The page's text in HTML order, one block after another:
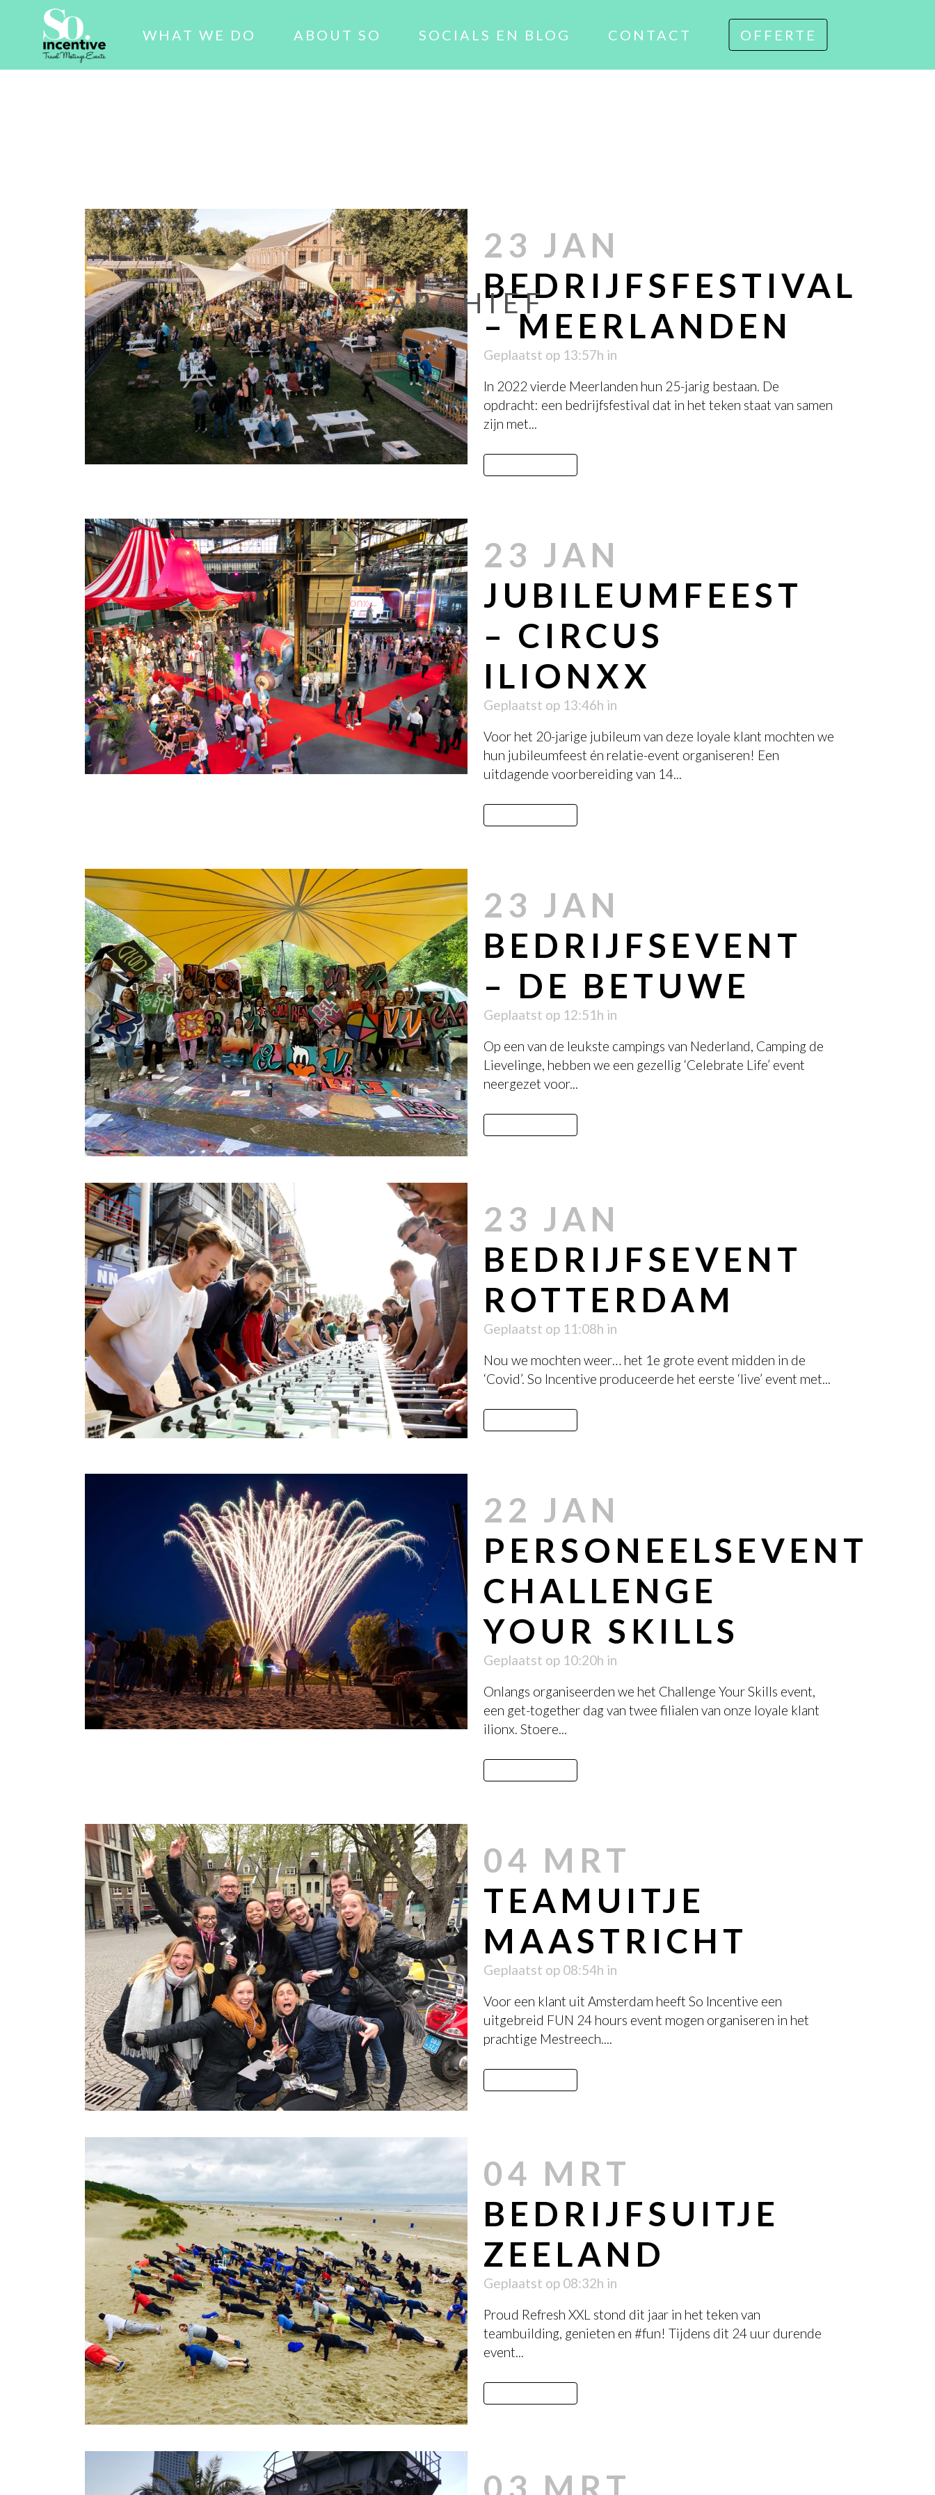
WHAT WE DO ABOUT SO SOCIALS EN BLOG CONTACT OFFERTE
ARCHIEF
23 JAN
BEDRIJFSFESTIVAL
– MEERLANDEN
Geplaatst op 13:57h in
In 2022 vierde Meerlanden hun 25-jarig bestaan. De
opdracht: een bedrijfsfestival dat in het teken staat van samen
zijn met...
23 JAN
JUBILEUMFEEST
– CIRCUS
ILIONXX
Geplaatst op 13:46h in
Voor het 20-jarige jubileum van deze loyale klant mochten we
hun jubileumfeest én relatie-event organiseren! Een
uitdagende voorbereiding van 14...
23 JAN
BEDRIJFSEVENT
– DE BETUWE
Geplaatst op 12:51h in
Op een van de leukste campings van Nederland, Camping de
Lievelinge, hebben we een gezellig ‘Celebrate Life’ event
neergezet voor...
23 JAN
BEDRIJFSEVENT
ROTTERDAM
Geplaatst op 11:08h in
Nou we mochten weer… het 1e grote event midden in de
‘Covid’. So Incentive produceerde het eerste ‘live’ event met...
22 JAN
PERSONEELSEVENT
CHALLENGE
YOUR SKILLS
Geplaatst op 10:20h in
Onlangs organiseerden we het Challenge Your Skills event,
een get-together dag van twee filialen van onze loyale klant
ilionx. Stoere...
04 MRT
TEAMUITJE
MAASTRICHT
Geplaatst op 08:54h in
Voor een klant uit Amsterdam heeft So Incentive een
uitgebreid FUN 24 hours event mogen organiseren in het
prachtige Mestreech....
04 MRT
BEDRIJFSUITJE
ZEELAND
Geplaatst op 08:32h in
Proud Refresh XXL stond dit jaar in het teken van
teambuilding, genieten en #fun! Tijdens dit 24 uur durende
event...
03 MRT